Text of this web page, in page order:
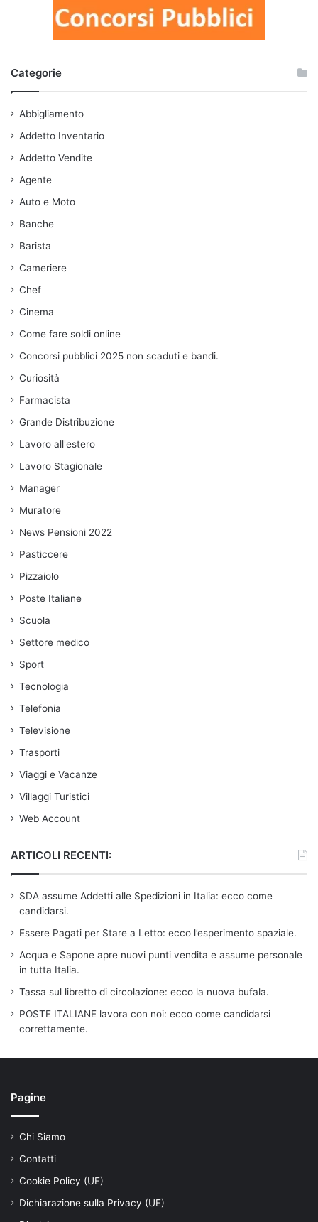
Categorie
Abbigliamento
Addetto Inventario
Addetto Vendite
Agente
Auto e Moto
Banche
Barista
Cameriere
Chef
Cinema
Come fare soldi online
Concorsi pubblici 2025 non scaduti e bandi.
Curiosità
Farmacista
Grande Distribuzione
Lavoro all'estero
Lavoro Stagionale
Manager
Muratore
News Pensioni 2022
Pasticcere
Pizzaiolo
Poste Italiane
Scuola
Settore medico
Sport
Tecnologia
Telefonia
Televisione
Trasporti
Viaggi e Vacanze
Villaggi Turistici
Web Account
ARTICOLI RECENTI:
SDA assume Addetti alle Spedizioni in Italia: ecco come
candidarsi.
Essere Pagati per Stare a Letto: ecco l’esperimento spaziale.
Acqua e Sapone apre nuovi punti vendita e assume personale
in tutta Italia.
Tassa sul libretto di circolazione: ecco la nuova bufala.
POSTE ITALIANE lavora con noi: ecco come candidarsi
correttamente.
Pagine
Chi Siamo
Contatti
Cookie Policy (UE)
Dichiarazione sulla Privacy (UE)